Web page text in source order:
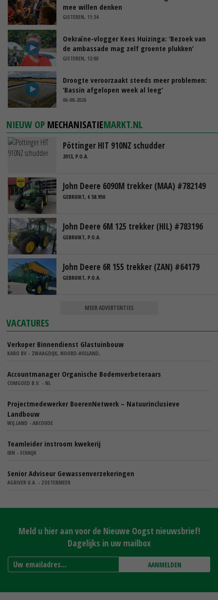
mee willen denken
GISTEREN, 11:34
Oekraïne-vlogger Kees Huizinga: ‘Bezoek van
de ambassade mag zelf groente plukken’
GISTEREN, 12:00
Droogte veroorzaakt steeds meer problemen:
‘Bassin afgelopen week al leeg’
06-08-2026
NIEUW OP MECHANISATIEMARKT.NL
Pöttinger HIT 910NZ schudder
2013, P.O.A.
John Deere 6090M trekker (MAA) #782149
GEBRUIKT, € 58.950
John Deere 6M 125 trekker (HIL) #783196
GEBRUIKT, P.O.A.
John Deere 6R 155 trekker (ZAN) #64179
GEBRUIKT, P.O.A.
MEER ADVERTENTIES
VACATURES
Verkoper Binnendienst Glastuinbouw
KARO BV - ZWAAGDIJK, NOORD-HOLLAND,
Accountmanager Organische Bodemverbeteraars
COMGOED B.V. - NL
Projectmedewerker BoerenNetwerk – Natuurinclusieve
Landbouw
WIJ.LAND - ABCOUDE
Teamleider instroom kwekerij
IBN - SCHAIJK
Senior Adviseur Gewassenverzekeringen
AGRIVER U.A. - ZOETERMEER
Meld u hier aan voor de Nieuwe Oogst nieuwsbrief!
Dagelijks in uw mailbox
AANMELDEN